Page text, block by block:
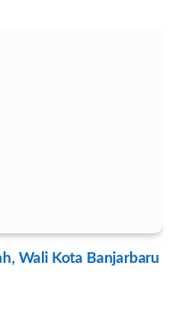
Wali Kota Banjarbaru